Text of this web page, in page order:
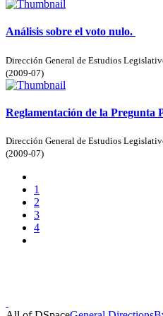
Análisis sobre el voto nulo.
Dirección General de Estudios
(2009-07)
Reglamentación de la Pregunta
Dirección General de Estudios
(2009-07)
1
2
3
4